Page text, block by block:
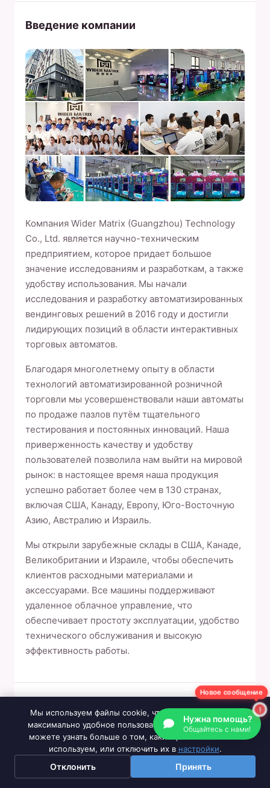
Введение компании
Компания Wider Matrix (Guangzhou) Technology
Co., Ltd. является научно-техническим
предприятием, которое придает большое
значение исследованиям и разработкам, а также
удобству использования. Мы начали
исследования и разработку автоматизированных
вендинговых решений в 2016 году и достигли
лидирующих позиций в области интерактивных
торговых автоматов.
Благодаря многолетнему опыту в области
технологий автоматизированной розничной
торговли мы усовершенствовали наши автоматы
по продаже пазлов путём тщательного
тестирования и постоянных инноваций. Наша
приверженность качеству и удобству
пользователей позволила нам выйти на мировой
рынок: в настоящее время наша продукция
успешно работает более чем в 130 странах,
включая США, Канаду, Европу, Юго-Восточную
Азию, Австралию и Израиль.
Мы открыли зарубежные склады в США, Канаде,
Великобритании и Израиле, чтобы обеспечить
клиентов расходными материалами и
аксессуарами. Все машины поддерживают
удаленное облачное управление, что
обеспечивает простоту эксплуатации, удобство
технического обслуживания и высокую
эффективность работы.
Служба поддержки за рубежом
Складская поддержка на местах,
обеспечивающая стабильность вашей
Нужна помощь?
Общайтесь с нами!
Новое сообщение
Мы используем файлы cookie, чтобы обеспечить вам
максимально удобное пользование нашим сайтом. Вы
можете узнать больше о том, какие файлы cookie мы
используем, или отключить их в настройки.
Отклонить Принять